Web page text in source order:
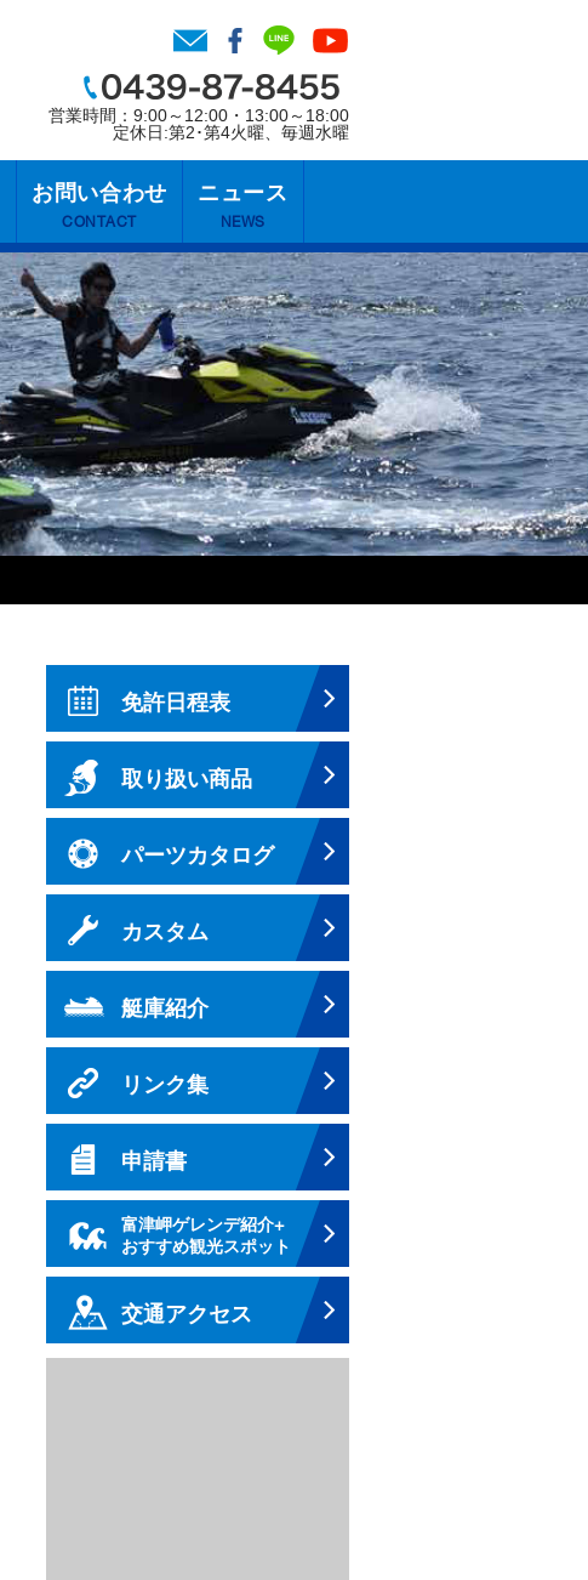
営業時間：9:00～12:00・13:00～18:00
定休日:第2･第4火曜、毎週水曜
お問い合わせ
CONTACT
ニュース
NEWS
免許日程表
取り扱い商品
パーツカタログ
カスタム
艇庫紹介
リンク集
申請書
富津岬ゲレンデ紹介+
おすすめ観光スポット
交通アクセス